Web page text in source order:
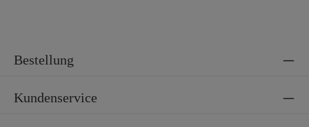
Bestellung
Kundenservice